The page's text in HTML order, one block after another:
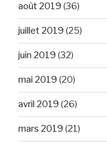
août 2019 (36)
juillet 2019 (25)
juin 2019 (32)
mai 2019 (20)
avril 2019 (26)
mars 2019 (21)